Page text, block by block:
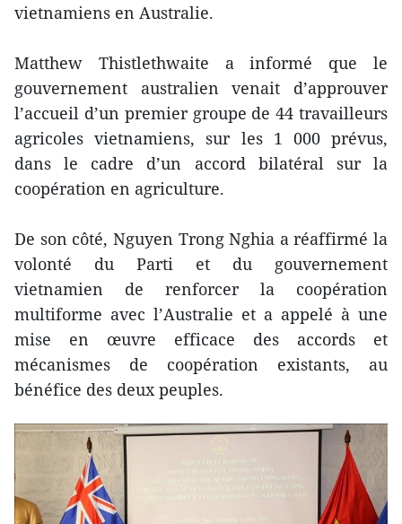
vietnamiens en Australie.
Matthew Thistlethwaite a informé que le
gouvernement australien venait d’approuver
l’accueil d’un premier groupe de 44 travailleurs
agricoles vietnamiens, sur les 1 000 prévus,
dans le cadre d’un accord bilatéral sur la
coopération en agriculture.
De son côté, Nguyen Trong Nghia a réaffirmé la
volonté du Parti et du gouvernement
vietnamien de renforcer la coopération
multiforme avec l’Australie et a appelé à une
mise en œuvre efficace des accords et
mécanismes de coopération existants, au
bénéfice des deux peuples.